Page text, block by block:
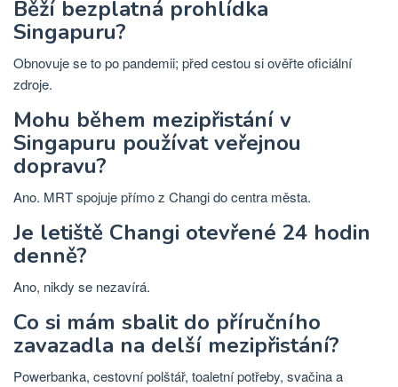
Běží bezplatná prohlídka
Singapuru?
Obnovuje se to po pandemii; před cestou si ověřte oficiální
zdroje.
Mohu během mezipřistání v
Singapuru používat veřejnou
dopravu?
Ano. MRT spojuje přímo z Changi do centra města.
Je letiště Changi otevřené 24 hodin
denně?
Ano, nikdy se nezavírá.
Co si mám sbalit do příručního
zavazadla na delší mezipřistání?
Powerbanka, cestovní polštář, toaletní potřeby, svačina a